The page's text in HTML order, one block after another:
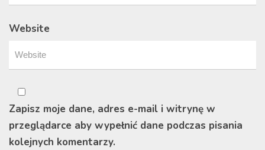
Website
Zapisz moje dane, adres e-mail i witrynę w
przeglądarce aby wypełnić dane podczas pisania
kolejnych komentarzy.